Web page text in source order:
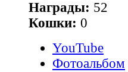
Награды: 52
Кошки: 0
YouTube
Фотоальбом